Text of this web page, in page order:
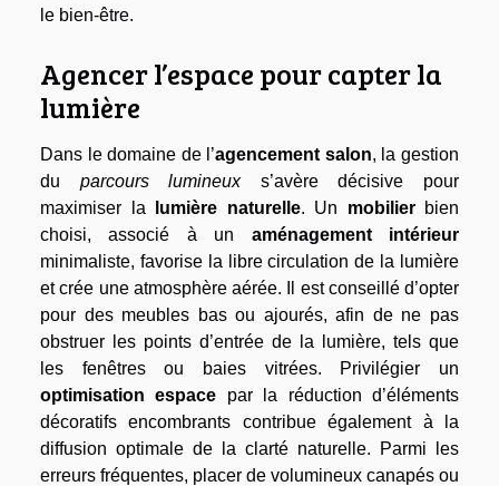
le bien-être.
Agencer l’espace pour capter la
lumière
Dans le domaine de l’agencement salon, la gestion
du parcours lumineuxs’avère décisive pour
maximiser la
lumière naturelle. Un mobilierbien
choisi, associé à un aménagement intérieur
minimaliste, favorise la libre circulation de la lumière
et crée une atmosphère aérée. Il est conseillé d’opter
pour des meubles bas ou ajourés, afin de ne pas
obstruer les points d’entrée de la lumière, tels que
les fenêtres ou baies vitrées. Privilégier un
optimisation espace par la réduction d’éléments
décoratifs encombrants contribue également à la
diffusion optimale de la clarté naturelle. Parmi les
erreurs fréquentes, placer de volumineux canapés ou